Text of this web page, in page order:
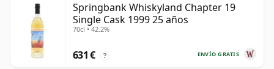
Springbank Whiskyland Chapter 19
Single Cask 1999 25 años
70cl • 42.2%
ENVÍO GRATIS
631 € ?